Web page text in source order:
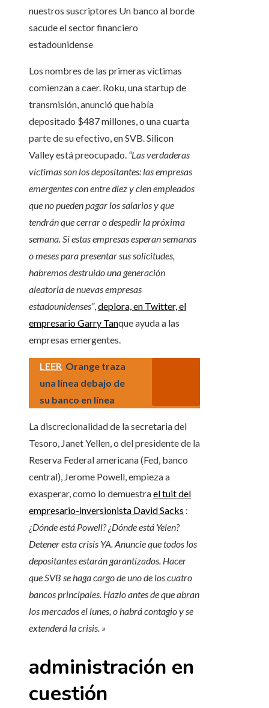
nuestros suscriptores Un banco al borde
sacude el sector financiero
estadounidense
Los nombres de las primeras víctimas
comienzan a caer. Roku, una startup de
transmisión, anunció que había
depositado $487 millones, o una cuarta
parte de su efectivo, en SVB. Silicon
Valley está preocupado. “Las verdaderas
víctimas son los depositantes: las empresas
emergentes con entre diez y cien empleados
que no pueden pagar los salarios y que
tendrán que cerrar o despedir la próxima
semana. Si estas empresas esperan semanas
o meses para presentar sus solicitudes,
habremos destruido una generación
aleatoria de nuevas empresas
estadounidenses”,deplora, en Twitter, el
empresario Garry Tanque ayuda a las
empresas emergentes.
LEER Orange traza
una línea debajo de
su banco en línea
La discrecionalidad de la secretaria del
Tesoro, Janet Yellen, o del presidente de la
Reserva Federal americana (Fed, banco
central), Jerome Powell, empieza a
exasperar, como lo demuestrael tuit del
empresario-inversionista David Sacks :
¿Dónde está Powell? ¿Dónde está Yelen?
Detener esta crisis YA. Anuncie que todos los
depositantes estarán garantizados. Hacer
que SVB se haga cargo de uno de los cuatro
bancos principales. Hazlo antes de que abran
los mercados el lunes, o habrá contagio y se
extenderá la crisis. »
administración en
cuestión